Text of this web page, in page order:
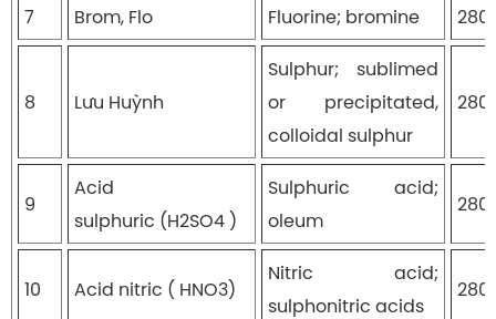
7 Brom, Flo Fluorine; bromine
8 Lưu Huỳnh
Sulphur; sublimed
or precipitated,
colloidal sulphur
9
Acid
sulphuric (H2SO4 )
Sulphuric acid;
oleum
10 Acid nitric ( HNO3)
Nitric acid;
sulphonitric acids